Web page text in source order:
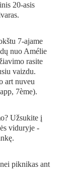
20-asis
nuo Amélie
rasite
vaizdu.
art nuveu
7ème).
Užsukite į
viduryje -
piknikas ant